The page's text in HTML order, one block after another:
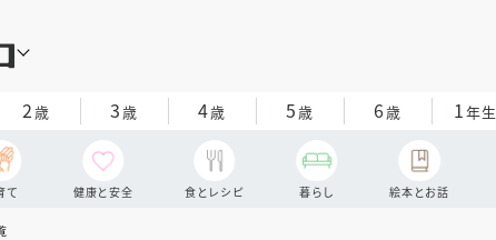
2歳 3歳 4歳 5歳 6歳 1年生
て 健康と安全 食とレシピ 暮らし 絵本とお話